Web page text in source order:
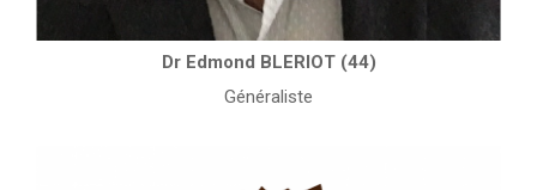
Dr Edmond BLERIOT (44)
Généraliste